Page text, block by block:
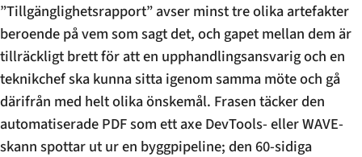
”Tillgänglighetsrapport” avser minst tre olika artefakter
beroende på vem som sagt det, och gapet mellan dem är
tillräckligt brett för att en upphandlingsansvarig och en
teknikchef ska kunna sitta igenom samma möte och gå
därifrån med helt olika önskemål. Frasen täcker den
automatiserade PDF som ett axe DevTools- eller WAVE-
skann spottar ut ur en byggpipeline; den 60-sidiga